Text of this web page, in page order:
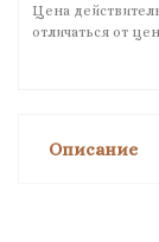
Цена
отличаться от
Описание